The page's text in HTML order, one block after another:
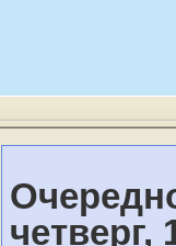
четверг,